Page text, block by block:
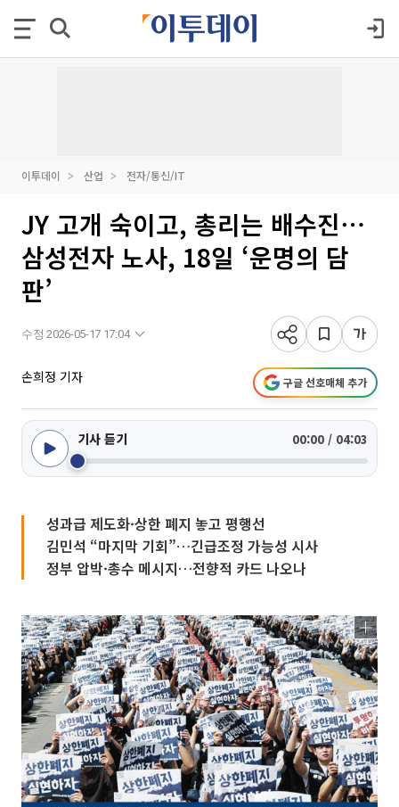
이투데이 산업 전자/통신/IT
JY 고개 숙이고, 총리는 배수진⋯
삼성전자 노사, 18일 ‘운명의 담
판’
수정 2026-05-17 17:04
손희정 기자 구글 선호매체 추가
기사 듣기 00:00 / 04:03
성과급 제도화·상한 폐지 놓고 평행선
김민석 “마지막 기회”…긴급조정 가능성 시사
정부 압박·총수 메시지…전향적 카드 나오나